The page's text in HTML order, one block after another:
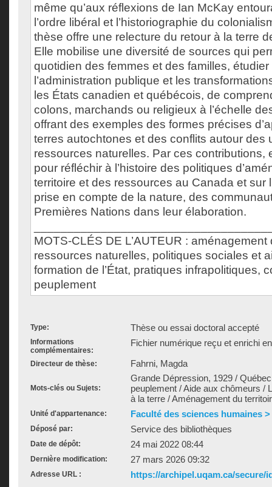
même qu’aux réflexions de Ian McKay
l’ordre libéral et l’historiographie du
thèse offre une relecture du retour à la terre
Elle mobilise une diversité de sources qui
quotidien des femmes et des familles,
l’administration publique et les
les États canadien et québécois, de
colons, marchands ou religieux à l’échelle
offrant des exemples des formes précises
terres autochtones et des conflits autour des
ressources naturelles. Par ces contributions,
pour réfléchir à l’histoire des politiques
territoire et des ressources au Canada et sur
prise en compte de la nature, des
Premières Nations dans leur élaboration.
MOTS-CLÉS DE L’AUTEUR : aménagement
ressources naturelles, politiques sociales et
formation de l’État, pratiques infrapolitiques,
peuplement
Type: Thèse ou essai doctoral accepté
Informations
complémentaires:
Fichier numérique reçu et enrichi
Directeur de thèse: Fahrni, Magda
Mots-clés ou Sujets:
Grande Dépression, 1929 /
peuplement / Aide aux chômeurs /
à la terre / Aménagement du
Unité d'appartenance: Faculté des sciences humaines
Déposé par: Service des bibliothèques
Date de dépôt: 24 mai 2022 08:44
Dernière modification: 27 mars 2026 09:32
Adresse URL : https://archipel.uqam.ca/secure/